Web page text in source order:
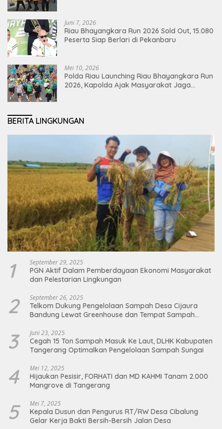
Juni 7, 2026
Riau Bhayangkara Run 2026 Sold Out, 15.080
Peserta Siap Berlari di Pekanbaru
Mei 10, 2026
Polda Riau Launching Riau Bhayangkara Run
2026, Kapolda Ajak Masyarakat Jaga
BERITA LINGKUNGAN
1 September 29, 2025
PGN Aktif Dalam Pemberdayaan Ekonomi Masyarakat
dan Pelestarian Lingkungan
2 September 26, 2025
Telkom Dukung Pengelolaan Sampah Desa Cijaura
Bandung Lewat Greenhouse dan Tempat Sampah
3 Juni 23, 2025
Cegah 15 Ton Sampah Masuk Ke Laut, DLHK Kabupaten
Tangerang Optimalkan Pengelolaan Sampah Sungai
4 Mei 12, 2025
Hijaukan Pesisir, FORHATI dan MD KAHMI Tanam 2.000
Mangrove di Tangerang
5 Mei 7, 2025
Kepala Dusun dan Pengurus RT/RW Desa Cibalung
Gelar Kerja Bakti Bersih-Bersih Jalan Desa